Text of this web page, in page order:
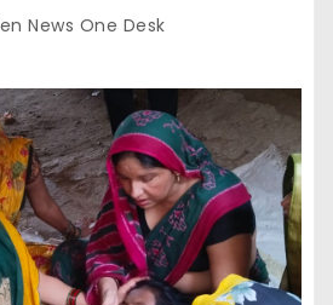
News One Desk